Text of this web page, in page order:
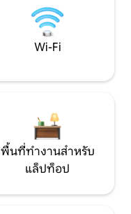
Wi-Fi
พื้นที่ทำงานสำหรับ
แล็ปท็อป